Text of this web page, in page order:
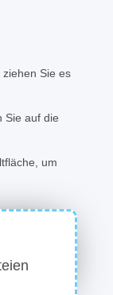
Sie es
Sie auf die
um